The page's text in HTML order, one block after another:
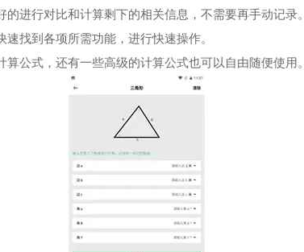
进行对比和计算剩下的相关信息，不需要再手动记录。
找到各项所需功能，进行快速操作。
公式，还有一些高级的计算公式也可以自由随便使用。